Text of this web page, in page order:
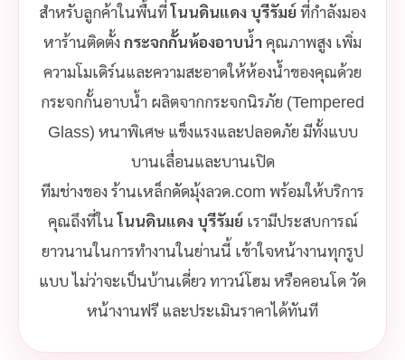
สำหรับลูกค้าในพื้นที่โนนดินแดง บุรีรัมย์ที่กำลังมอง
หาร้านติดตั้งกระจกกั้นห้องอาบน้ำคุณภาพสูง เพิ่ม
ความโมเดิร์นและความสะอาดให้ห้องน้ำของคุณด้วย
กระจกกั้นอาบน้ำ ผลิตจากกระจกนิรภัย (Tempered
Glass) หนาพิเศษ แข็งแรงและปลอดภัย มีทั้งแบบ
บานเลื่อนและบานเปิด
ทีมช่างของ ร้านเหล็กดัดมุ้งลวด.com พร้อมให้บริการ
คุณถึงที่ในโนนดินแดง บุรีรัมย์เรามีประสบการณ์
ยาวนานในการทำงานในย่านนี้ เข้าใจหน้างานทุกรูป
แบบ ไม่ว่าจะเป็นบ้านเดี่ยว ทาวน์โฮม หรือคอนโด วัด
หน้างานฟรี และประเมินราคาได้ทันที